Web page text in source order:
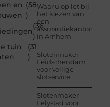
en (58
)
(36
)
tuin
(31
)
Waar u op let bij
het kiezen van
een
assurantiekantoor
in Arnhem
Slotenmaker
Leidschendam
voor veilige
slotservice
Slotenmaker
Lelystad voor